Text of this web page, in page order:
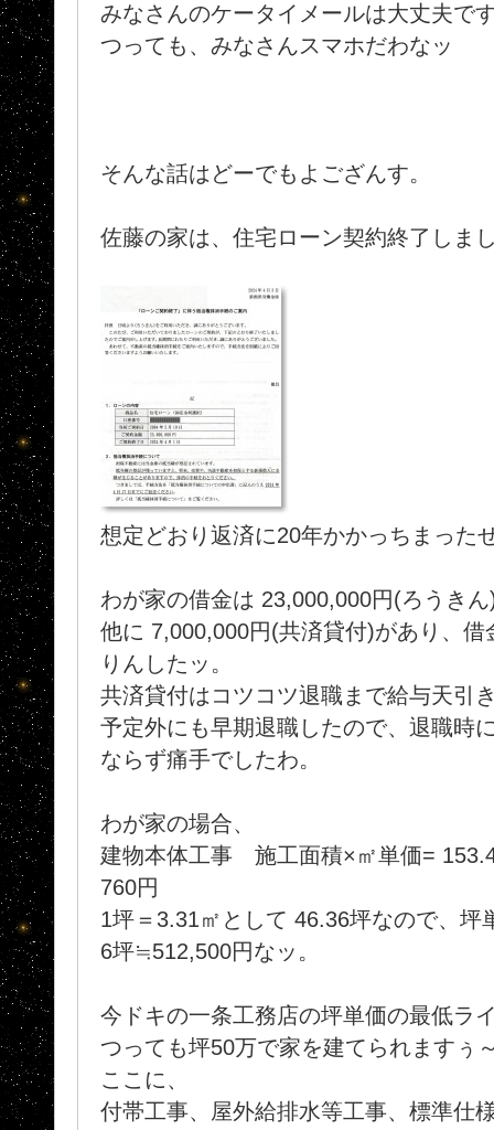
みなさんのケータイメールは大丈夫で
つっても、みなさんスマホだわなッ
そんな話はどーでもよござんす。
佐藤の家は、住宅ローン契約終了しま
想定どおり返済に20年かかっちまった
わが家の借金は 23,000,000円(ろうきん
他に 7,000,000円(共済貸付)があり、
りんしたッ。
共済貸付はコツコツ退職まで給与天引
予定外にも早期退職したので、退職時
ならず痛手でしたわ。
わが家の場合、
建物本体工事 施工面積×㎡単価=
760円
1坪＝3.31㎡として 46.36坪なので、坪
6坪≒512,500円なッ。
今ドキの一条工務店の坪単価の最低ラ
つっても坪50万で家を建てられますぅ
ここに、
付帯工事、屋外給排水等工事、標準仕